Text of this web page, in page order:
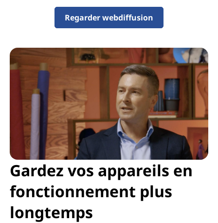
Regarder webdiffusion
Gardez vos appareils en
fonctionnement plus
longtemps